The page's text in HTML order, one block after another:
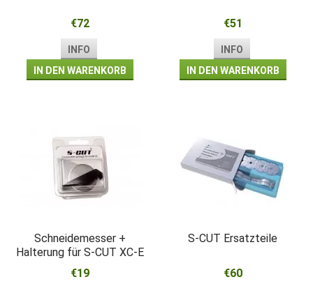
€72
INFO
IN DEN WARENKORB
€51
INFO
IN DEN WARENKORB
Schneidemesser +
Halterung für S-CUT XC-E
€19
S-CUT Ersatzteile
€60